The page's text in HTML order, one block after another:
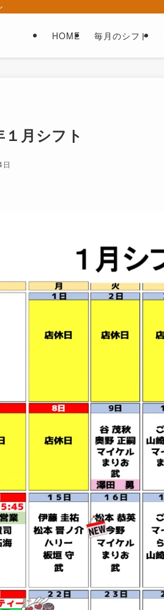
HOME 毎月のシフト
１月シフト